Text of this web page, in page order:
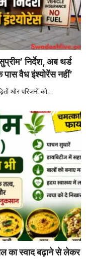
निर्देश, अब थर्ड
पास वैध इंश्योरेंस नहीं’
और परिजनों को…
का स्वाद बढ़ाने से लेकर